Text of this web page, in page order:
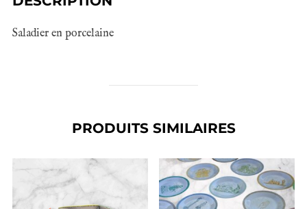
Saladier en porcelaine
PRODUITS SIMILAIRES